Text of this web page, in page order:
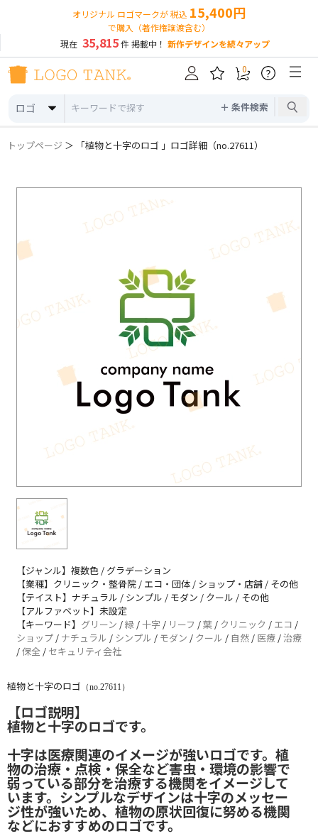
オリジナル ロゴマークが 税込 15,400円
で購入（著作権譲渡含む）
現在 35,815件 掲載中！ 新作デザインを続々アップ
ロゴ ＋ 条件検索
0 ?
トップページ ＞ 「植物と十字のロゴ 」ロゴ詳細（no.27611）
【ジャンル】複数色 / グラデーション
【業種】クリニック・整骨院 / エコ・団体 / ショップ・店舗 / その他
【テイスト】ナチュラル / シンプル / モダン / クール / その他
【アルファベット】未設定
【キーワード】 グリーン /緑 /十字 / リーフ /葉 / クリニック / エコ /
ショップ / ナチュラル / シンプル / モダン / クール / 自然 / 医療 /治療
/保全 / セキュリティ会社
植物と十字のロゴ （no.27611）
【ロゴ説明】
植物と十字のロゴです。
十字は医療関連のイメージが強いロゴです。植
物の治療・点検・保全など害虫・環境の影響で
弱っている部分を治療する機関をイメージして
います。シンプルなデザインは十字のメッセー
ジ性が強いため、植物の原状回復に努める機関
などにおすすめのロゴです。